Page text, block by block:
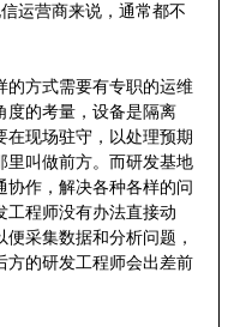
运营商来说，通常都不
的方式需要有专职的运维
度的考量，设备是隔离
在现场驻守，以处理预期
里叫做前方。而研发基地
协作，解决各种各样的问
工程师没有办法直接动
采集数据和分析问题，
方的研发工程师会出差前